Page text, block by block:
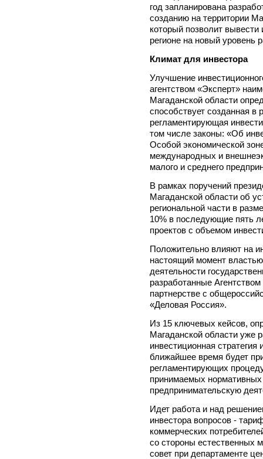
год запланирована
созданию на территории
который позволит
регионе на новый уровень
Климат для инвестора
Улучшение
агентством «Эксперт»
Магаданской области
способствует созданная в
регламентирующая
том числе законы: «Об
Особой экономической
международных и
малого и среднего
В рамках поручений
Магаданской области об
региональной части в
10% в последующие пять
проектов с объемом
Положительно влияют на
настоящий момент
деятельности
разработанные
партнерстве с
«Деловая Россия».
Из 15 ключевых кейсов,
Магаданской области уже
инвестиционная
ближайшее время будет
регламентирующих
принимаемых
предпринимательскую
Идет работа и над
инвестора вопросов -
коммерческих
со стороны естественных
совет при департаменте